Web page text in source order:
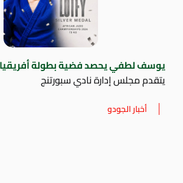
يوسف لطفي يحصد فضية بطولة
يتقدم مجلس إدارة نادي سبورتنج
أخبار الجودو